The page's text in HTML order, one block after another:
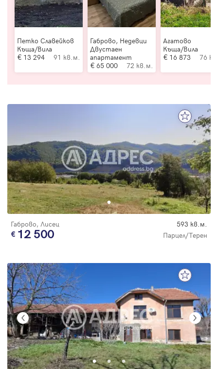
Петко Славейков
Къща/Вила
13 294
91 кв.м.
Габрово, Недевци
Двустаен
апартамент
65 000
72 кв.м.
Агатово
Къща/Вила
16 873
76
Габрово, Лисец 593 кв.м.
12 500 Парцел/Терен